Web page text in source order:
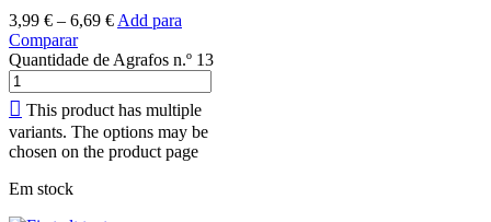
3,99 € – 6,69 € Add para
Comparar
Quantidade de Agrafos n.º 13
This product has multiple
variants. The options may be
chosen on the product page
Em stock